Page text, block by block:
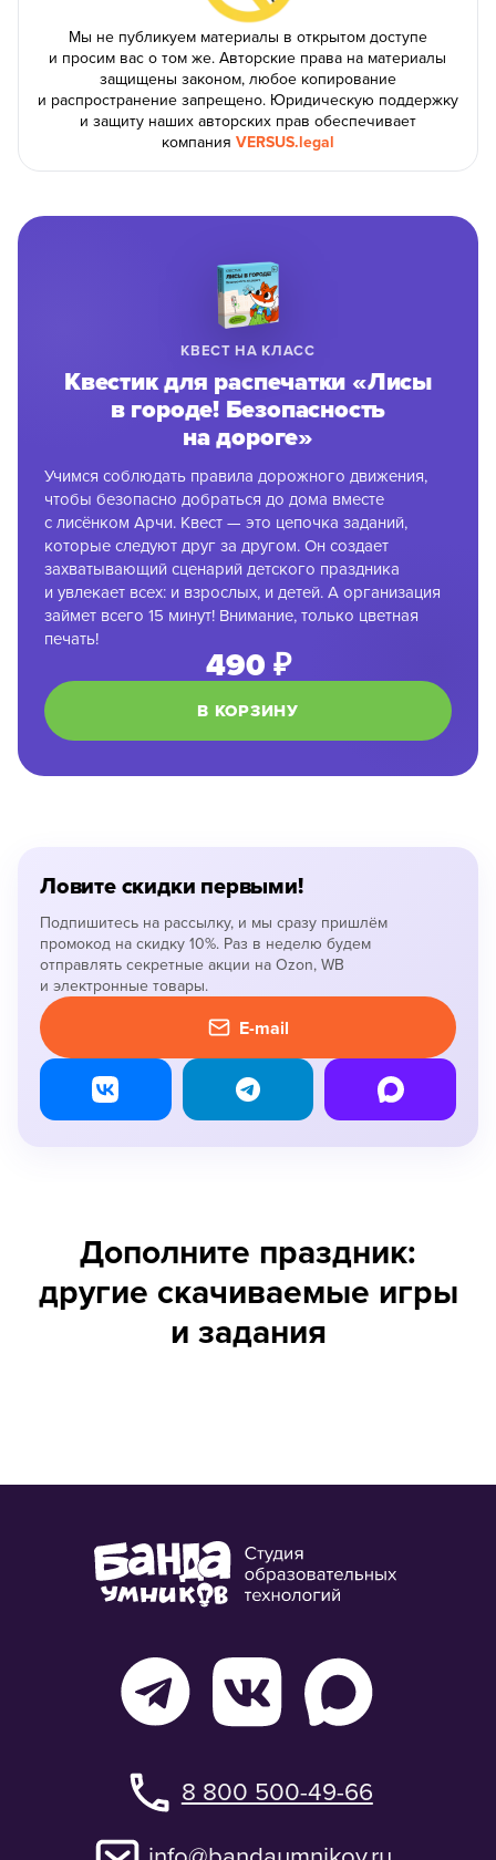
Мы не публикуем материалы в открытом доступе
и просим вас о том же. Авторские права на материалы
защищены законом, любое копирование
и распространение запрещено. Юридическую поддержку
и защиту наших авторских прав обеспечивает
компания VERSUS.legal
КВЕСТ НА КЛАСС
Квестик для распечатки «Лисы
в городе! Безопасность
на дороге»
Учимся соблюдать правила дорожного движения,
чтобы безопасно добраться до дома вместе
с лисёнком Арчи. Квест — это цепочка заданий,
которые следуют друг за другом. Он создает
захватывающий сценарий детского праздника
и увлекает всех: и взрослых, и детей. А организация
займет всего 15 минут! Внимание, только цветная
печать!
490 ₽
В КОРЗИНУ
Ловите скидки первыми!
Подпишитесь на рассылку, и мы сразу пришлём
промокод на скидку 10%. Раз в неделю будем
отправлять секретные акции на Ozon, WB
и электронные товары.
E-mail
Дополните праздник:
другие скачиваемые игры
и задания
info@bandaumnikov.ru
«Банда умников» — студия образовательных технологий
2012 — 2026
Подписаться на рассылки